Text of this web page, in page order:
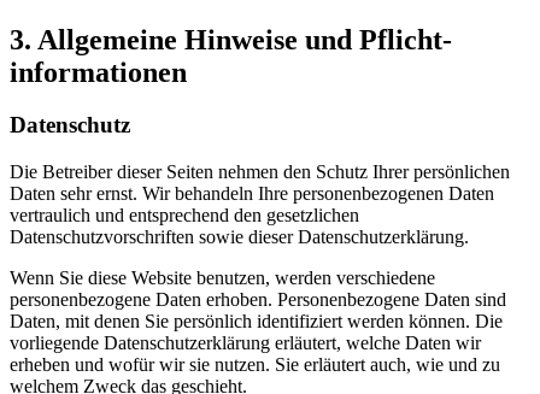
3. Allgemeine Hinweise und Pflicht­
informationen
Datenschutz
Die Betreiber dieser Seiten nehmen den Schutz Ihrer persönlichen
Daten sehr ernst. Wir behandeln Ihre personenbezogenen Daten
vertraulich und entsprechend den gesetzlichen
Datenschutzvorschriften sowie dieser Datenschutzerklärung.
Wenn Sie diese Website benutzen, werden verschiedene
personenbezogene Daten erhoben. Personenbezogene Daten sind
Daten, mit denen Sie persönlich identifiziert werden können. Die
vorliegende Datenschutzerklärung erläutert, welche Daten wir
erheben und wofür wir sie nutzen. Sie erläutert auch, wie und zu
welchem Zweck das geschieht.